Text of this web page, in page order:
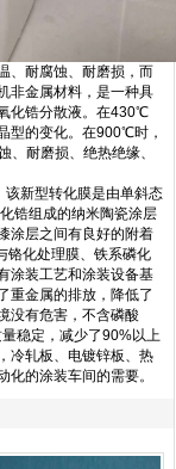
、耐腐蚀、耐磨损，而
非金属材料，是一种具
化锆分散液。在430℃
型的变化。在900℃时，
耐磨损、绝热绝缘、
该新型转化膜是由单斜态
锆组成的纳米陶瓷涂层
涂层之间有良好的附着
铬化处理膜、铁系磷化
涂装工艺和涂装设备基
重金属的排放，降低了
没有危害，不含磷酸
稳定，减少了90%以上
冷轧板、电镀锌板、热
的涂装车间的需要。